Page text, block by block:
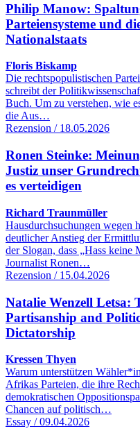
Philip Manow:
Parteiensysteme und
Nationalstaats
Floris Biskamp
Die rechtspopulistischen
schreibt der
Buch. Um zu verstehen, wie
die Aus…
Rezension / 18.05.2026
Ronen Steinke:
Justiz unser
es verteidigen
Richard Traunmüller
Hausdurchsuchungen wegen
deutlicher Anstieg der
der Slogan, dass „Hass keine
Journalist Ronen…
Rezension / 15.04.2026
Natalie Wenzell Letsa:
Partisanship and
Dictatorship
Kressen Thyen
Warum unterstützen
Afrikas Parteien, die ihre
demokratischen
Chancen auf politisch…
Essay / 09.04.2026